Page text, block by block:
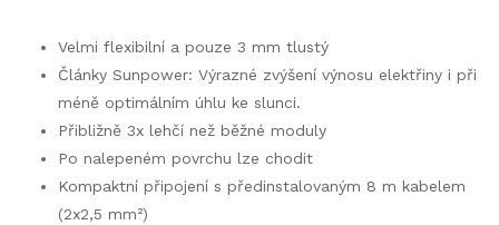
Velmi flexibilní a pouze 3 mm tlustý
Články Sunpower: Výrazné zvýšení výnosu elektřiny i při
méně optimálním úhlu ke slunci.
Přibližně 3x lehčí než běžné moduly
Po nalepeném povrchu lze chodit
Kompaktní připojení s předinstalovaným 8 m kabelem
(2x2,5 mm²)